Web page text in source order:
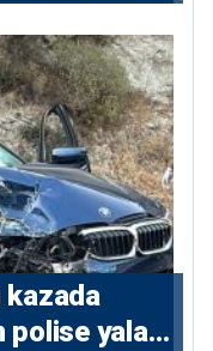
kazada
polise yalan